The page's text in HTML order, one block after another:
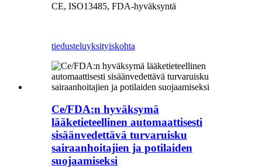
CE, ISO13485, FDA-hyväksyntä
tiedusteluyksityiskohta
Ce/FDA:n hyväksymä
lääketieteellinen automaattisesti
sisäänvedettävä turvaruisku
sairaanhoitajien ja potilaiden
suojaamiseksi